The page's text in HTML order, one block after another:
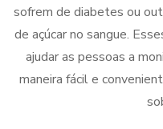
sofrem de diabetes ou
de açúcar no sangue.
ajudar as pessoas a
maneira fácil e